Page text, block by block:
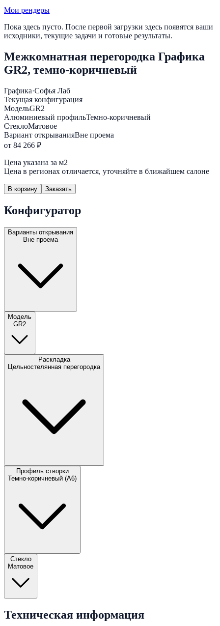
Мои рендеры
Пока здесь пусто. После первой загрузки здесь появятся ваши
исходники, текущие задачи и готовые результаты.
Межкомнатная перегородка Графика
GR2, темно-коричневый
Графика·Софья Лаб
Текущая конфигурация
МодельGR2
Алюминиевый профильТемно-коричневый
СтеклоМатовое
Вариант открыванияВне проема
от 84 266 ₽
Цена указана за м2
Цена в регионах отличается, уточняйте в ближайшем салоне
В корзину Заказать
Конфигуратор
Варианты открывания
Вне проема
Модель
GR2
Раскладка
Цельностелянная перегородка
Профиль створки
Темно-коричневый (А6)
Стекло
Матовое
Техническая информация